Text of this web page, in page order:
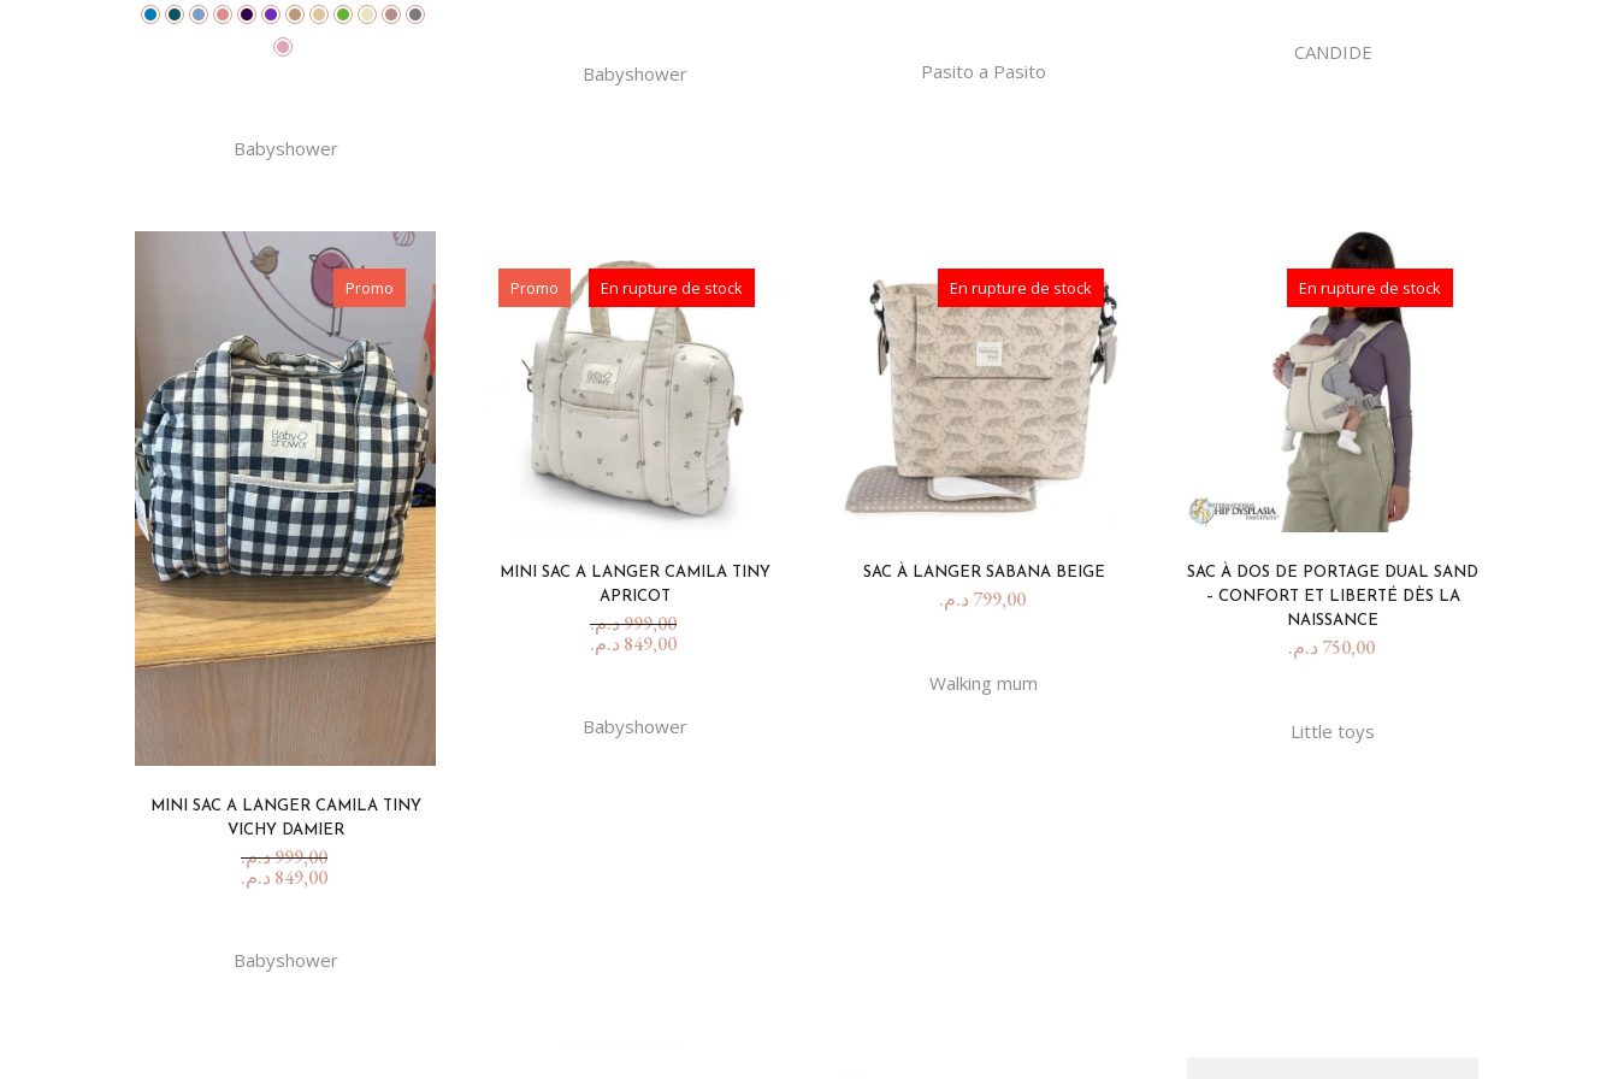
Babyshower
Babyshower Pasito a Pasito
CANDIDE
Promo
MINI SAC A LANGER CAMILA TINY
VICHY DAMIER
999,00د.م.
849,00 د.م.
Babyshower
Promo En rupture de stock
MINI SAC A LANGER CAMILA TINY
APRICOT
999,00د.م.
849,00 د.م.
Babyshower
En rupture de stock
SAC À LANGER SABANA BEIGE
799,00 د.م.
Walking mum
En rupture de stock
SAC À DOS DE PORTAGE DUAL SAND
– CONFORT ET LIBERTÉ DÈS LA
NAISSANCE
750,00 د.م.
Little toys